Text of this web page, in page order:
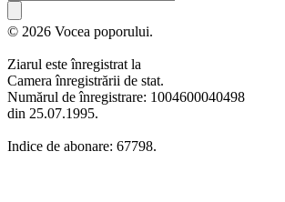
© 2026 Vocea poporului.
Ziarul este înregistrat la
Camera înregistrării de stat.
Numărul de înregistrare: 1004600040498
din 25.07.1995.
Indice de abonare: 67798.